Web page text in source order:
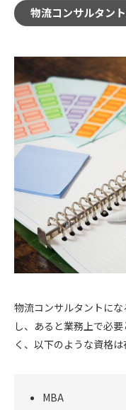
物流コンサルタン
物流コンサルタントに
し、あると業務上で必
く、以下のような資格は
MBA